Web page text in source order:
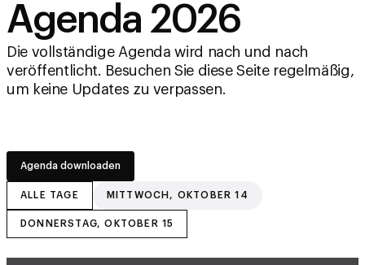
Agenda 2026
Die vollständige Agenda wird nach und nach
veröffentlicht. Besuchen Sie diese Seite regelmäßig,
um keine Updates zu verpassen.
Agenda downloaden
ALLE TAGE MITTWOCH, OKTOBER 14
DONNERSTAG, OKTOBER 15